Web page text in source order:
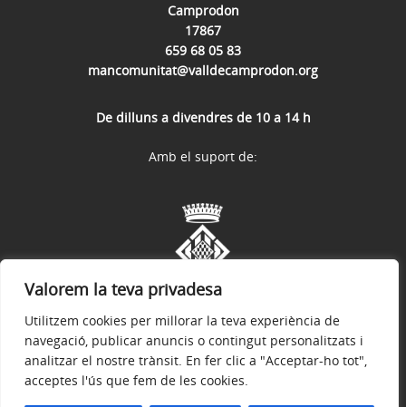
Valorem la teva privadesa
Utilitzem cookies per millorar la teva experiència de
navegació, publicar anuncis o contingut personalitzats i
analitzar el nostre trànsit. En fer clic a "Acceptar-ho tot",
acceptes l'ús que fem de les cookies.
Camprodon
17867
659 68 05 83
mancomunitat@valldecamprodon.org
De dilluns a divendres de 10 a 14 h
Avís legal Política de privacitat
Amb el suport de: